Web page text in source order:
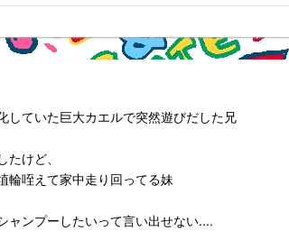
していた巨大カエルで突然遊びだした兄
けど、
輪咥えて家中走り回ってる妹
ャンプーしたいって言い出せない....